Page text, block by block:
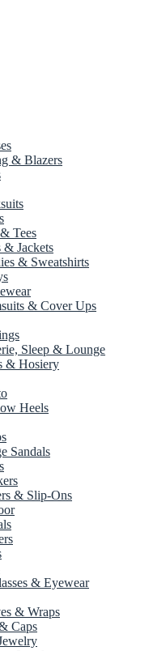
& Blazers
Tees
& Jackets
& Sweatshirts
& Cover Ups
Sleep & Lounge
& Hosiery
Heels
Sandals
& Slip-Ons
& Eyewear
& Wraps
Caps